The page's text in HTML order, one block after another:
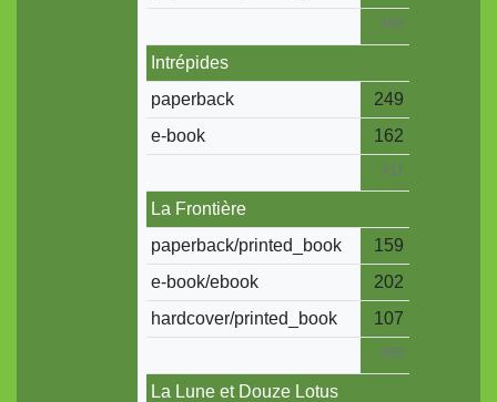
488
Intrépides
paperback
249
e-book
162
411
La Frontière
paperback/printed_book
159
e-book/ebook
202
hardcover/printed_book
107
468
La Lune et Douze Lotus